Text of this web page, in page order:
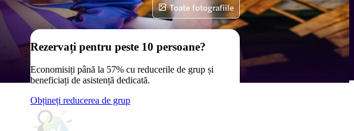
Toate fotografiile
Rezervați pentru peste 10 persoane?
Economisiți până la 57% cu reducerile de grup și
beneficiați de asistență dedicată.
Obțineți reducerea de grup